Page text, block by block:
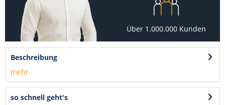
Über 1.000.000 Kunden
Beschreibung
mehr
so schnell geht's